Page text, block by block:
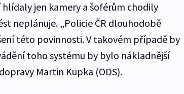
jen kamery a šoférům chodily
neplánuje. „Policie ČR dlouhodobě
této povinnosti. V takovém případě by
toho systému by bylo nákladnější
Martin Kupka (ODS).